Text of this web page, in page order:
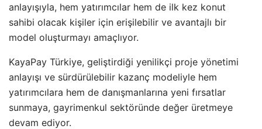
anlayışıyla, hem yatırımcılar hem de ilk kez konut
sahibi olacak kişiler için erişilebilir ve avantajlı bir
model oluşturmayı amaçlıyor.
KayaPay Türkiye, geliştirdiği yenilikçi proje yönetimi
anlayışı ve sürdürülebilir kazanç modeliyle hem
yatırımcılara hem de danışmanlarına yeni fırsatlar
sunmaya, gayrimenkul sektöründe değer üretmeye
devam ediyor.